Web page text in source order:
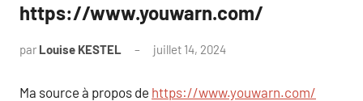
https://www.youwarn.com/
par Louise KESTEL juillet 14, 2024
Ma source à propos de https://www.youwarn.com/